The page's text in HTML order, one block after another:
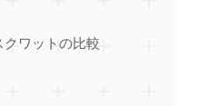
ワットの比較